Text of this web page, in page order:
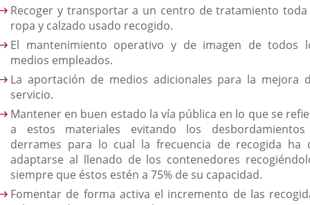
Recoger y transportar a un centro de tratamiento toda
ropa y calzado usado recogido.
El mantenimiento operativo y de imagen de todos
medios empleados.
La aportación de medios adicionales para la mejora
servicio.
Mantener en buen estado la vía pública en lo que se
a estos materiales evitando los
derrames para lo cual la frecuencia de recogida ha
adaptarse al llenado de los contenedores
siempre que éstos estén a 75% de su capacidad.
Fomentar de forma activa el incremento de las